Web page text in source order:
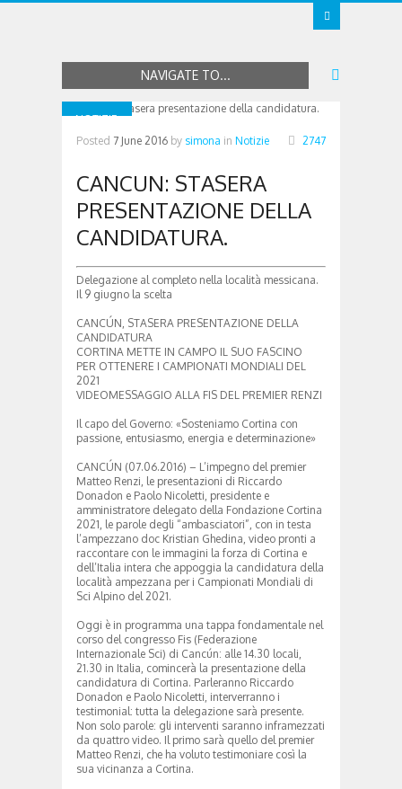
NAVIGATE TO...
NOTIZIE
Posted 7 June 2016 by simona in Notizie 2747
CANCUN: STASERA
PRESENTAZIONE DELLA
CANDIDATURA.
Delegazione al completo nella località messicana.
Il 9 giugno la scelta
CANCÚN, STASERA PRESENTAZIONE DELLA
CANDIDATURA
CORTINA METTE IN CAMPO IL SUO FASCINO
PER OTTENERE I CAMPIONATI MONDIALI DEL
2021
VIDEOMESSAGGIO ALLA FIS DEL PREMIER RENZI
Il capo del Governo: «Sosteniamo Cortina con
passione, entusiasmo, energia e determinazione»
CANCÚN (07.06.2016) – L’impegno del premier
Matteo Renzi, le presentazioni di Riccardo
Donadon e Paolo Nicoletti, presidente e
amministratore delegato della Fondazione Cortina
2021, le parole degli “ambasciatori”, con in testa
l’ampezzano doc Kristian Ghedina, video pronti a
raccontare con le immagini la forza di Cortina e
dell’Italia intera che appoggia la candidatura della
località ampezzana per i Campionati Mondiali di
Sci Alpino del 2021.
Oggi è in programma una tappa fondamentale nel
corso del congresso Fis (Federazione
Internazionale Sci) di Cancún: alle 14.30 locali,
21.30 in Italia, comincerà la presentazione della
candidatura di Cortina. Parleranno Riccardo
Donadon e Paolo Nicoletti, interverranno i
testimonial: tutta la delegazione sarà presente.
Non solo parole: gli interventi saranno inframezzati
da quattro video. Il primo sarà quello del premier
Matteo Renzi, che ha voluto testimoniare così la
sua vicinanza a Cortina.